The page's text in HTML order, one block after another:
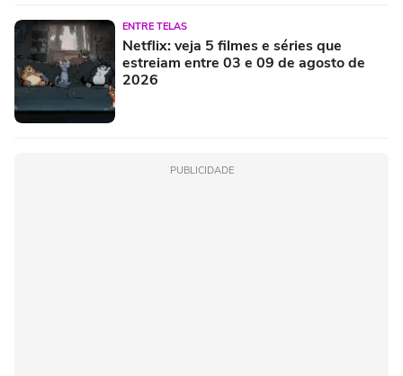
ENTRE TELAS
Netflix: veja 5 filmes e séries que
estreiam entre 03 e 09 de agosto de
2026
PUBLICIDADE